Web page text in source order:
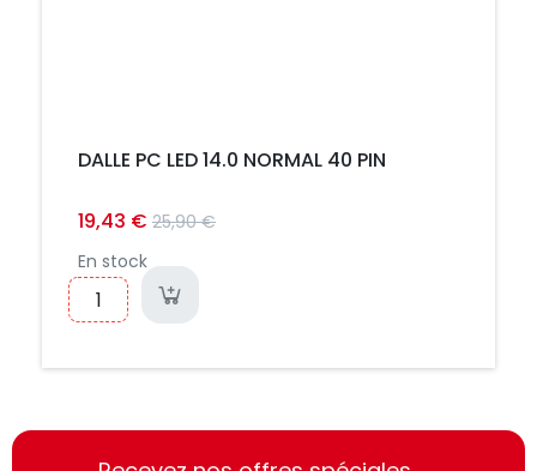
DALLE PC LED 14.0 NORMAL 40 PIN
19,43 € 25,90 €
En stock
https://france-
access.fr
https://france-